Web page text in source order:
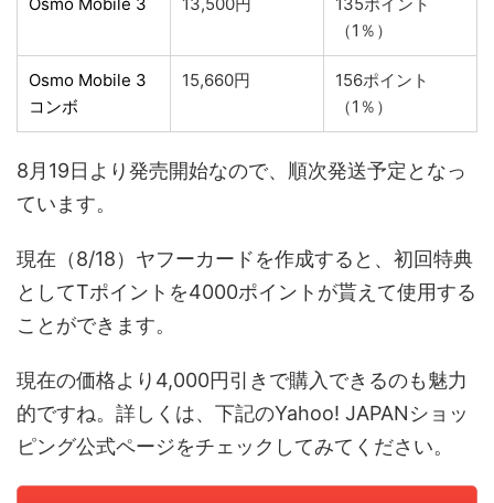
（1％）
Osmo Mobile 3
コンボ
15,660円
156ポイント
（1％）
8月19日より発売開始なので、順次発送予定となっ
ています。
現在（8/18）ヤフーカードを作成すると、初回特典
としてTポイントを4000ポイントが貰えて使用する
ことができます。
現在の価格より4,000円引きで購入できるのも魅力
的ですね。詳しくは、下記のYahoo! JAPANショッ
ピング公式ページをチェックしてみてください。